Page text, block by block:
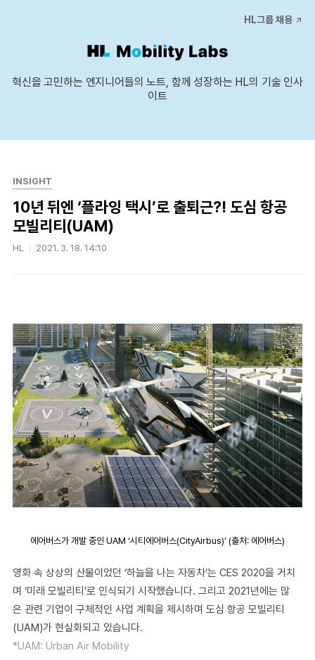
HL그룹 채용
혁신을 고민하는 엔지니어들의 노트, 함께 성장하는 HL의 기술 인사
이트
INSIGHT
10년 뒤엔 ‘플라잉 택시’로 출퇴근?! 도심 항공
모빌리티(UAM)
HL 2021. 3. 18. 14:10
에어버스가 개발 중인 UAM ‘시티에어버스(CityAirbus)’ (출처: 에어버스)
영화 속 상상의 산물이었던 ‘하늘을 나는 자동차’는 CES 2020을 거치
며 ‘미래 모빌리티’로 인식되기 시작했습니다. 그리고 2021년에는 많
은 관련 기업이 구체적인 사업 계획을 제시하며 도심 항공 모빌리티
(UAM)가 현실화되고 있습니다.
*UAM: Urban Air Mobility